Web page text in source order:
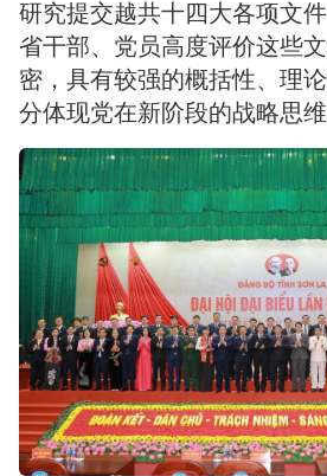
研究提交越共十四大各项文
省干部、党员高度评价这些
密，具有较强的概括性、理
分体现党在新阶段的战略思维